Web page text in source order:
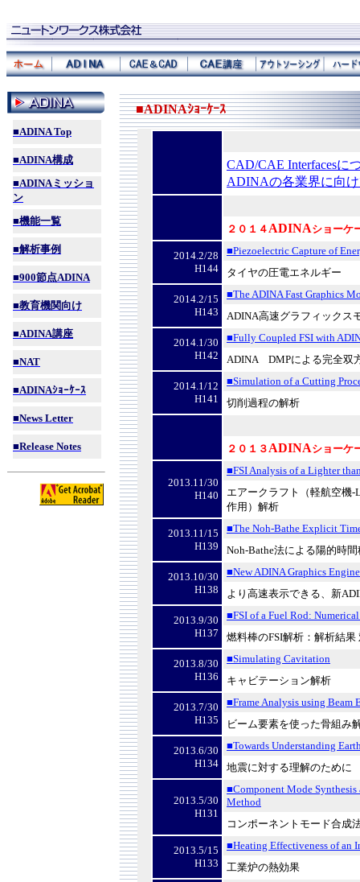
■ADINA Top
■ADINA構成
■ADINAミッショ
ン
■機能一覧
■解析事例
■900節点ADINA
■教育機関向け
■ADINA講座
■NAT
■ADINAｼｮｰｹｰｽ
■News Letter
■Release Notes
■ADINAｼｮｰｹｰｽ
CAD/CAE Interfacesに
ADINAの各業界に向
２０１４ ADINAショーケ
2014.2/28
H144
■Piezoelectric Capture of
タイヤの圧電エネルギー
2014.2/15
H143
■The ADINA Fast Graphics
ADINA高速グラフィックス
2014.1/30
H142
■Fully Coupled FSI with
ADINA DMPによる完全双
2014.1/12
H141
■Simulation of a Cutting
切削過程の解析
２０１３ ADINAショーケ
2013.11/30
H140
■FSI Analysis of a Lighter
エアークラフト（軽航空機-
作用）解析
2013.11/15
H139
■The Noh-Bathe Explicit
Noh-Bathe法による陽的時
2013.10/30
H138
■New ADINA Graphics
より高速表示できる、新
2013.9/30
H137
■FSI of a Fuel Rod:
燃料棒のFSI解析：解析結果
2013.8/30
H136
■Simulating Cavitation
キャビテーション解析
2013.7/30
H135
■Frame Analysis using Beam
ビーム要素を使った骨組み
2013.6/30
H134
■Towards Understanding
地震に対する理解のために
2013.5/30
H131
■Component Mode Synthesis
Method
コンポーネントモード合成
2013.5/15
H133
■Heating Effectiveness of an
工業炉の熱効果